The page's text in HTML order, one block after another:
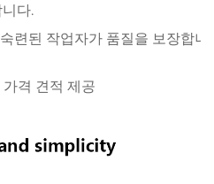
다.
련된 작업자가 품질을 보장합니
격 견적 제공